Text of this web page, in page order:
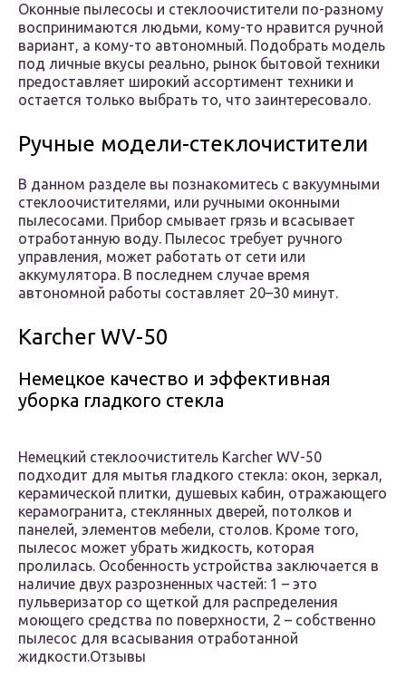
Оконные пылесосы и стеклоочистители по-разному
воспринимаются людьми, кому-то нравится ручной
вариант, а кому-то автономный. Подобрать модель
под личные вкусы реально, рынок бытовой техники
предоставляет широкий ассортимент техники и
остается только выбрать то, что заинтересовало.
Ручные модели-стеклочистители
В данном разделе вы познакомитесь с вакуумными
стеклоочистителями, или ручными оконными
пылесосами. Прибор смывает грязь и всасывает
отработанную воду. Пылесос требует ручного
управления, может работать от сети или
аккумулятора. В последнем случае время
автономной работы составляет 20–30 минут.
Karcher WV-50
Немецкое качество и эффективная
уборка гладкого стекла
Немецкий стеклоочиститель Karcher WV-50
подходит для мытья гладкого стекла: окон, зеркал,
керамической плитки, душевых кабин, отражающего
керамогранита, стеклянных дверей, потолков и
панелей, элементов мебели, столов. Кроме того,
пылесос может убрать жидкость, которая
пролилась. Особенность устройства заключается в
наличие двух разрозненных частей: 1 – это
пульверизатор со щеткой для распределения
моющего средства по поверхности, 2 – собственно
пылесос для всасывания отработанной
жидкости.Отзывы